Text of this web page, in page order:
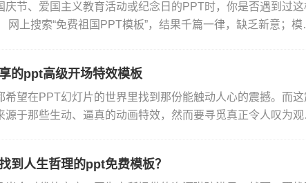
庆节、爱国主义教育活动或纪念日的PPT时，你是否遇到过这
网上搜索“免费祖国PPT模板”，结果千篇一律，缺乏新意；模
的ppt高级开场特效模板
希望在PPT幻灯片的世界里找到那份能触动人心的震撼。而这
源于那些生动、逼真的动画特效，然而要寻觅真正令人叹为观
到人生哲理的ppt免费模板？